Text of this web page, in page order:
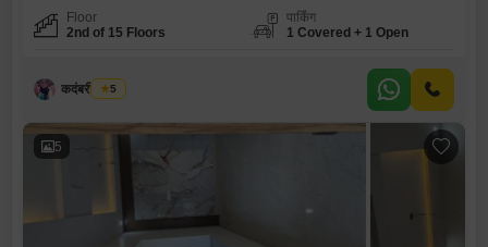
Floor
2nd of 15 Floors
पार्किंग
1 Covered + 1 Open
कदंबरी मेश्राम
5
5